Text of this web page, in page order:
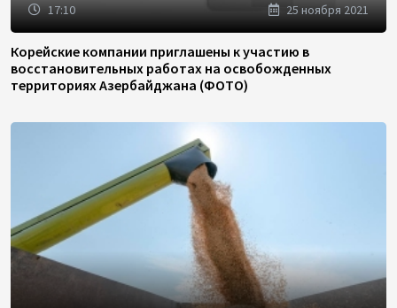
17:10 25 ноября 2021
Корейские компании приглашены к участию в
восстановительных работах на освобожденных
территориях Азербайджана (ФОТО)